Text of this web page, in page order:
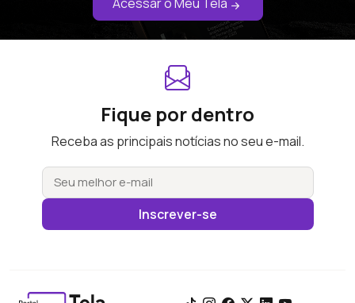
Fique por dentro
Receba as principais notícias no seu e-mail.
Inscrever-se